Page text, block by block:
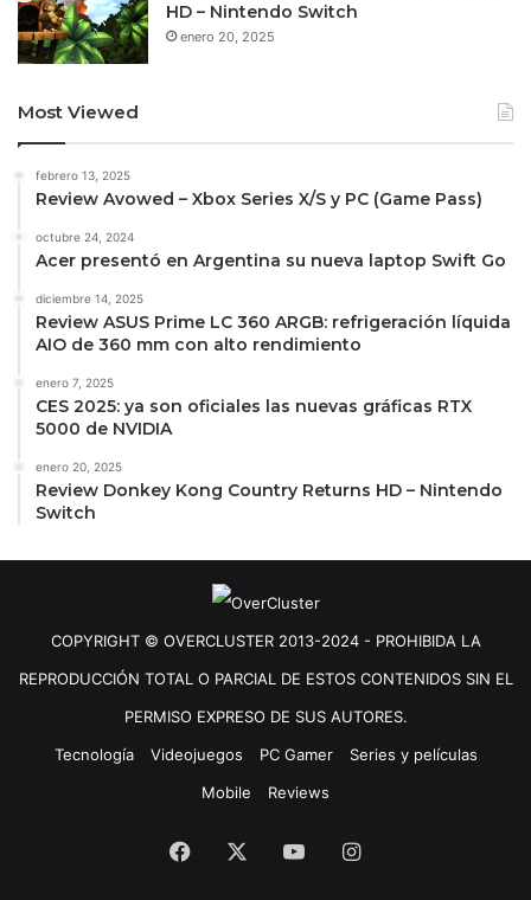
HD – Nintendo Switch
enero 20, 2025
Most Viewed
febrero 13, 2025
Review Avowed – Xbox Series X/S y PC (Game Pass)
octubre 24, 2024
Acer presentó en Argentina su nueva laptop Swift Go
diciembre 14, 2025
Review ASUS Prime LC 360 ARGB: refrigeración líquida
AIO de 360 mm con alto rendimiento
enero 7, 2025
CES 2025: ya son oficiales las nuevas gráficas RTX
5000 de NVIDIA
enero 20, 2025
Review Donkey Kong Country Returns HD – Nintendo
Switch
COPYRIGHT © OVERCLUSTER 2013-2024 - PROHIBIDA LA
REPRODUCCIÓN TOTAL O PARCIAL DE ESTOS CONTENIDOS SIN EL
PERMISO EXPRESO DE SUS AUTORES.
Tecnología
Videojuegos PC Gamer
Series y películas
Mobile
Reviews
Facebook YouTubeInstagram